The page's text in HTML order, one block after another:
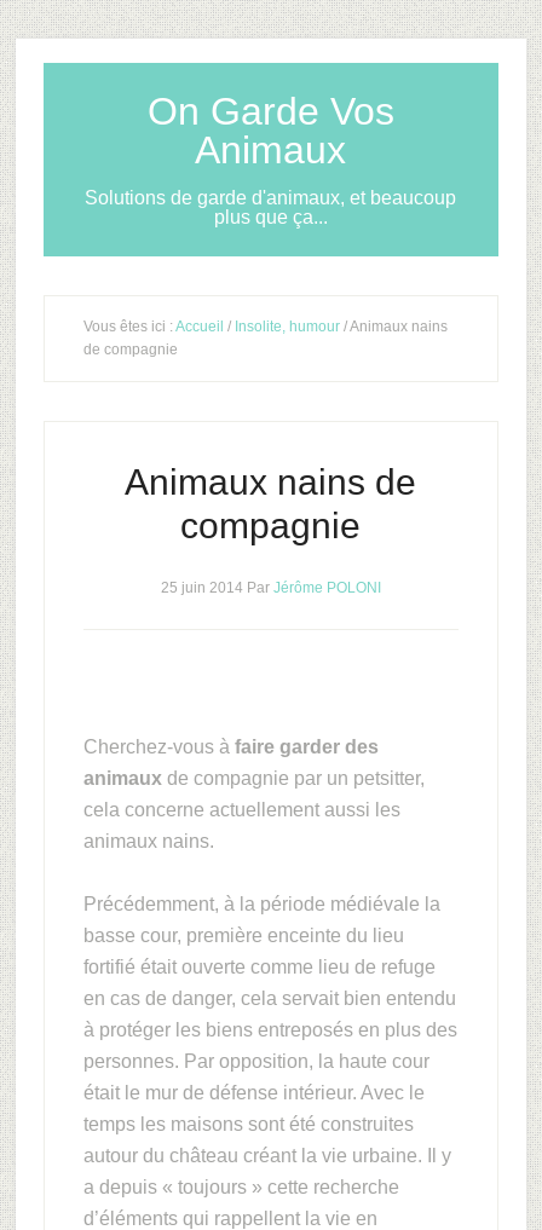
On Garde Vos
Animaux
Solutions de garde d'animaux, et beaucoup
plus que ça...
Vous êtes ici : Accueil / Insolite, humour/ Animaux nains
de compagnie
Animaux nains de
compagnie
25 juin 2014Par Jérôme POLONI
Cherchez-vous à faire garder des
animauxde compagnie par un petsitter,
cela concerne actuellement aussi les
animaux nains.
Précédemment, à la période médiévale la
basse cour, première enceinte du lieu
fortifié était ouverte comme lieu de refuge
en cas de danger, cela servait bien entendu
à protéger les biens entreposés en plus des
personnes. Par opposition, la haute cour
était le mur de défense intérieur. Avec le
temps les maisons sont été construites
autour du château créant la vie urbaine. Il y
a depuis « toujours » cette recherche
d’éléments qui rappellent la vie en